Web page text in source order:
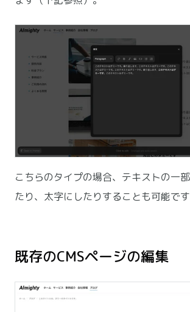
こちらのタイプの場合、テキストの一
たり、太字にしたりすることも可能です
既存のCMSページの編集